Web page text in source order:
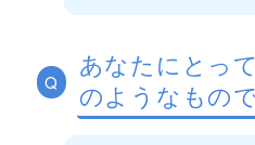
Q
あなたにとっ
のようなもの